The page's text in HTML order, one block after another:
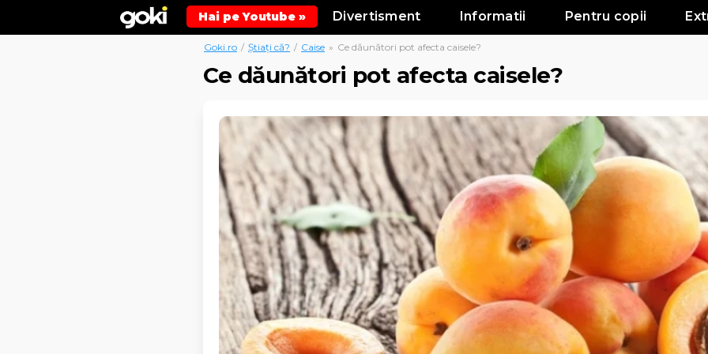
Hai pe Youtube » Divertisment Informatii Pentru copii
Goki.ro / Știați că? / Caise » Ce dăunători pot afecta caisele?
Ce dăunători pot afecta caisele?